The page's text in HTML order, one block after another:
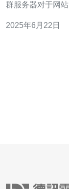
群服务器对于网
国际化都市，连
2025年6月22日